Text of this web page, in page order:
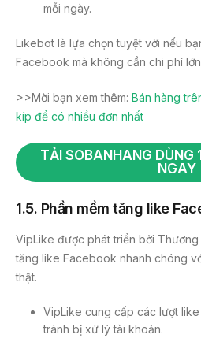
mỗi ngày.
Likebot là lựa chọn tuyệt vời nếu
Facebook mà không cần chi phí
>>Mời bạn xem thêm: Bán hàng
kíp để có nhiều đơn nhất
TẢI SOBANHANG DÙNG
NGAY
1.5. Phần mềm tăng like
VipLike được phát triển bởi
tăng like Facebook nhanh chóng
thật.
VipLike cung cấp các lượt
tránh bị xử lý tài khoản.